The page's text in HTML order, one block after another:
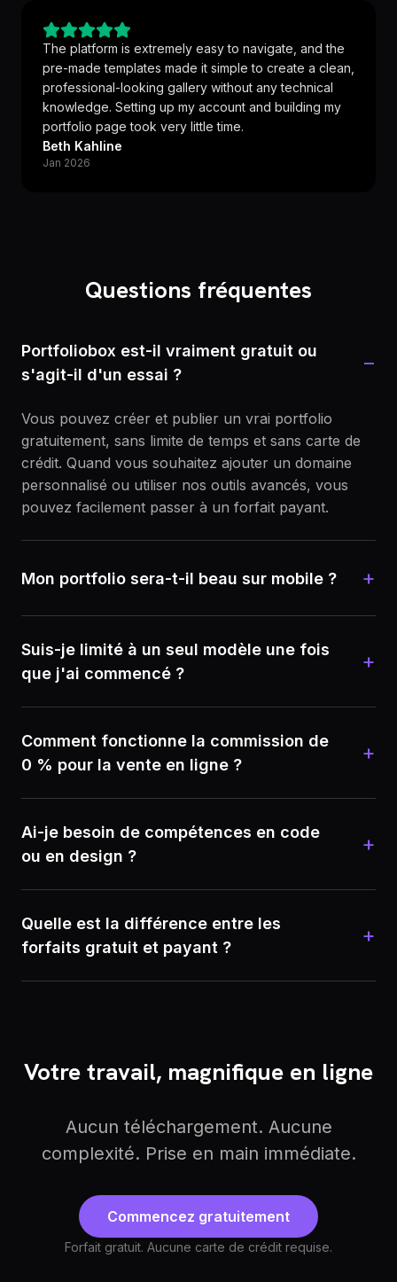
The platform is extremely easy to navigate, and the
pre-made templates made it simple to create a clean,
professional-looking gallery without any technical
knowledge. Setting up my account and building my
portfolio page took very little time.
Beth Kahline
Jan 2026
Questions fréquentes
Portfoliobox est-il vraiment gratuit ou
s'agit-il d'un essai ?
−
Vous pouvez créer et publier un vrai portfolio
gratuitement, sans limite de temps et sans carte de
crédit. Quand vous souhaitez ajouter un domaine
personnalisé ou utiliser nos outils avancés, vous
pouvez facilement passer à un forfait payant.
Mon portfolio sera-t-il beau sur mobile ? +
Suis-je limité à un seul modèle une fois
que j'ai commencé ?
+
Comment fonctionne la commission de
0 % pour la vente en ligne ?
+
Ai-je besoin de compétences en code
ou en design ?
+
Quelle est la différence entre les
forfaits gratuit et payant ?
+
Votre travail, magnifique en ligne
Aucun téléchargement. Aucune
complexité. Prise en main immédiate.
Commencez gratuitement
Forfait gratuit. Aucune carte de crédit requise.